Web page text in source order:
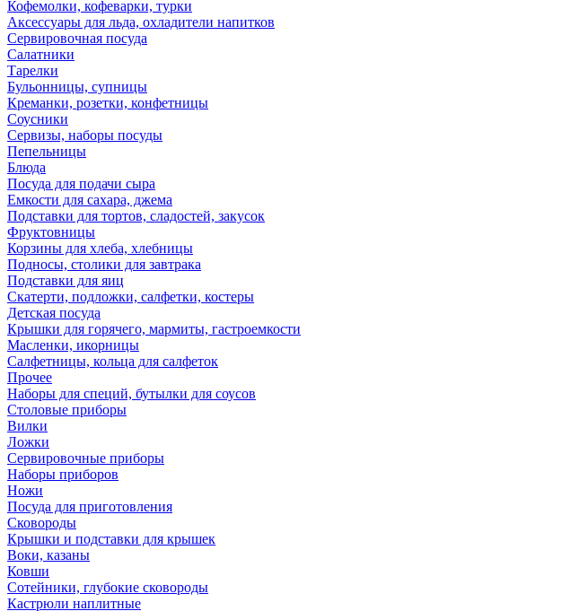
Кофемолки, кофеварки, турки
Аксессуары для льда, охладители напитков
Сервировочная посуда
Салатники
Тарелки
Бульонницы, супницы
Креманки, розетки, конфетницы
Соусники
Сервизы, наборы посуды
Пепельницы
Блюда
Посуда для подачи сыра
Емкости для сахара, джема
Подставки для тортов, сладостей, закусок
Фруктовницы
Корзины для хлеба, хлебницы
Подносы, столики для завтрака
Подставки для яиц
Скатерти, подложки, салфетки, костеры
Детская посуда
Крышки для горячего, мармиты, гастроемкости
Масленки, икорницы
Салфетницы, кольца для салфеток
Прочее
Наборы для специй, бутылки для соусов
Столовые приборы
Вилки
Ложки
Сервировочные приборы
Наборы приборов
Ножи
Посуда для приготовления
Сковороды
Крышки и подставки для крышек
Воки, казаны
Ковши
Сотейники, глубокие сковороды
Кастрюли наплитные